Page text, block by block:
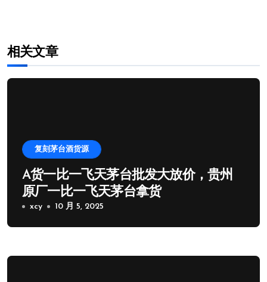
相关文章
复刻茅台酒货源
A货一比一飞天茅台批发大放价，贵州
原厂一比一飞天茅台拿货
xcy 10 月 5, 2025